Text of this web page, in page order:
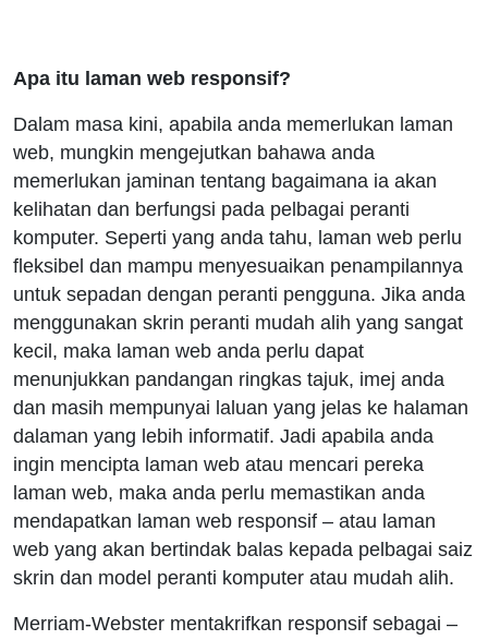
Apa itu laman web responsif?
Dalam masa kini, apabila anda memerlukan laman
web, mungkin mengejutkan bahawa anda
memerlukan jaminan tentang bagaimana ia akan
kelihatan dan berfungsi pada pelbagai peranti
komputer. Seperti yang anda tahu, laman web perlu
fleksibel dan mampu menyesuaikan penampilannya
untuk sepadan dengan peranti pengguna. Jika anda
menggunakan skrin peranti mudah alih yang sangat
kecil, maka laman web anda perlu dapat
menunjukkan pandangan ringkas tajuk, imej anda
dan masih mempunyai laluan yang jelas ke halaman
dalaman yang lebih informatif. Jadi apabila anda
ingin mencipta laman web atau mencari pereka
laman web, maka anda perlu memastikan anda
mendapatkan laman web responsif – atau laman
web yang akan bertindak balas kepada pelbagai saiz
skrin dan model peranti komputer atau mudah alih.
Merriam-Webster mentakrifkan responsif sebagai –